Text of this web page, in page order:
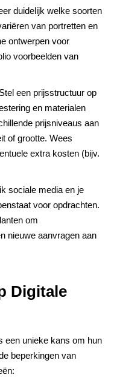
duidelijk welke soorten
van portretten en
ontwerpen voor
voorbeelden van
Stel een prijsstructuur op
en materialen
prijsniveaus aan
of grootte. Wees
extra kosten (bijv.
sociale media en je
voor opdrachten.
om
nieuwe aanvragen aan
Digitale
een unieke kans om hun
beperkingen van